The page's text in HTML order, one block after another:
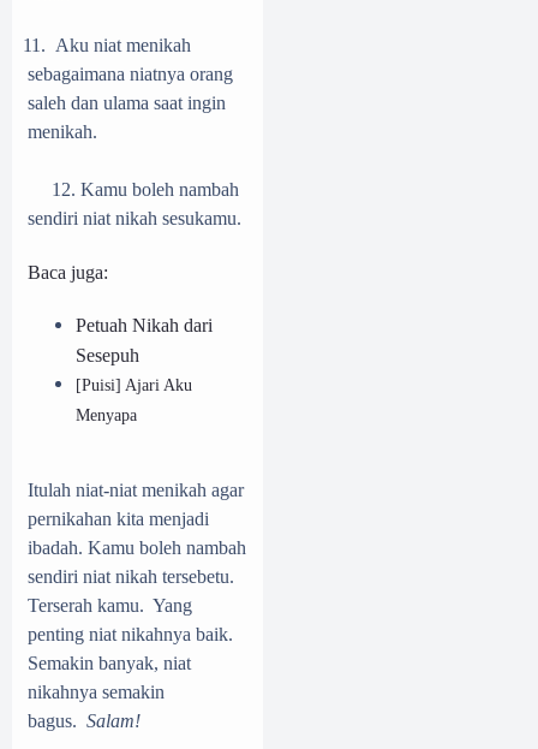
11. Aku niat menikah
sebagaimana niatnya orang
saleh dan ulama saat ingin
menikah.
12. Kamu boleh nambah
sendiri niat nikah sesukamu.
Baca juga:
Petuah Nikah dari
Sesepuh
[Puisi] Ajari Aku
Menyapa
Itulah niat-niat menikah agar
pernikahan kita menjadi
ibadah. Kamu boleh nambah
sendiri niat nikah tersebetu.
Terserah kamu. Yang
penting niat nikahnya baik.
Semakin banyak, niat
nikahnya semakin
bagus. Salam!